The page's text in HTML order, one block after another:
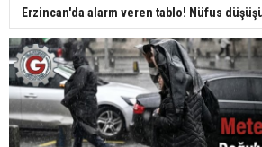
Erzincan'da alarm veren tablo! Nüfus